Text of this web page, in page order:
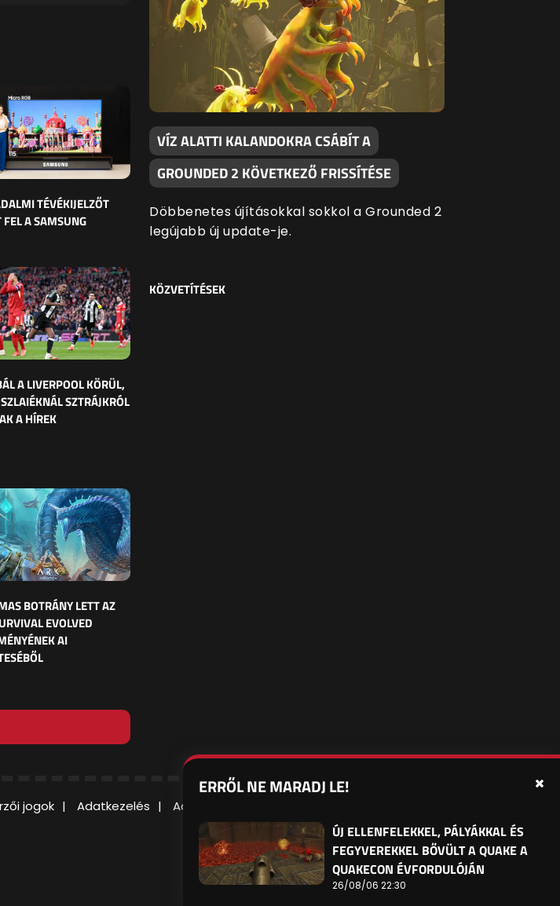
TÉVÉKIJELZŐT
FEL A SAMSUNG
A LIVERPOOL KÖRÜL,
SZTRÁJKRÓL
A HÍREK
BOTRÁNY LETT AZ
EVOLVED
AI
VÍZ ALATTI KALANDOKRA CSÁBÍT A
GROUNDED 2 KÖVETKEZŐ FRISSÍTÉSE
Döbbenetes újításokkal sokkol a Grounded 2
legújabb új update-je.
KÖZVETÍTÉSEK
jogok Adatkezelés Adatvédelmi beállítások
Felhasználási Feltételek
ERRŐL NE MARADJ LE!
ÚJ ELLENFELEKKEL, PÁLYÁKKAL ÉS
FEGYVEREKKEL BŐVÜLT A QUAKE A
QUAKECON ÉVFORDULÓJÁN
26/08/06 22:30